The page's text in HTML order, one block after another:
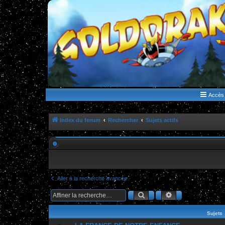
WWW.GOLDORAKGO.COM
le site de la Lune Rouge
Accès
Index du forum Rechercher Sujets actifs
Aller à la recherche avancée
RechercherRecherche
Sujets